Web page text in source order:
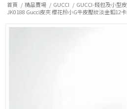
首頁 / 精品賣場 / GUCCI / GUCCI-錢包及小型
JK0188 Gucci皮夾 櫻花粉小G牛皮壓紋淡金釦12卡